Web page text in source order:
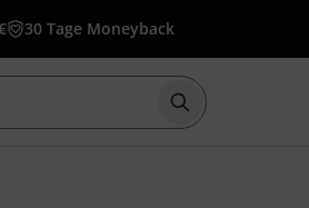
30 Tage Moneyback
Suche mit